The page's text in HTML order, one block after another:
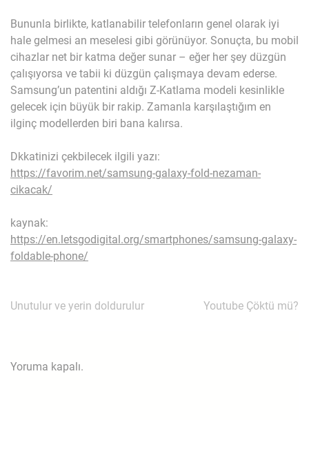
Bununla birlikte, katlanabilir telefonların genel olarak iyi
hale gelmesi an meselesi gibi görünüyor. Sonuçta, bu mobil
cihazlar net bir katma değer sunar – eğer her şey düzgün
çalışıyorsa ve tabii ki düzgün çalışmaya devam ederse.
Samsung’un patentini aldığı Z-Katlama modeli kesinlikle
gelecek için büyük bir rakip. Zamanla karşılaştığım en
ilginç modellerden biri bana kalırsa.
Dkkatinizi çekbilecek ilgili yazı:
https://favorim.net/samsung-galaxy-fold-nezaman-
cikacak/
kaynak:
https://en.letsgodigital.org/smartphones/samsung-galaxy-
foldable-phone/
Yazı
Unutulur ve yerin doldurulur Youtube Çöktü mü?
Yoruma kapalı.